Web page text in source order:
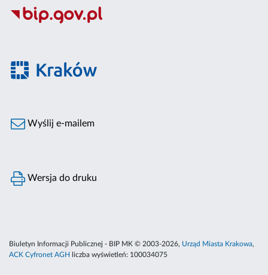
Wyślij e-mailem
Wersja do druku
Biuletyn Informacji Publicznej - BIP MK © 2003-2026, Urząd Miasta Krakowa,
ACK Cyfronet AGH
liczba wyświetleń: 100034075